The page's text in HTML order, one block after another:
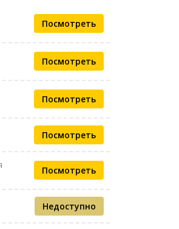
Посмотреть
Посмотреть
Посмотреть
Посмотреть
Посмотреть
Недоступно